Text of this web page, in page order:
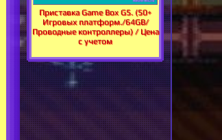
Приставка Game Box G5. (50+
Игровых платформ./64GB/
Проводные контроллеры) / Цена
с учетом